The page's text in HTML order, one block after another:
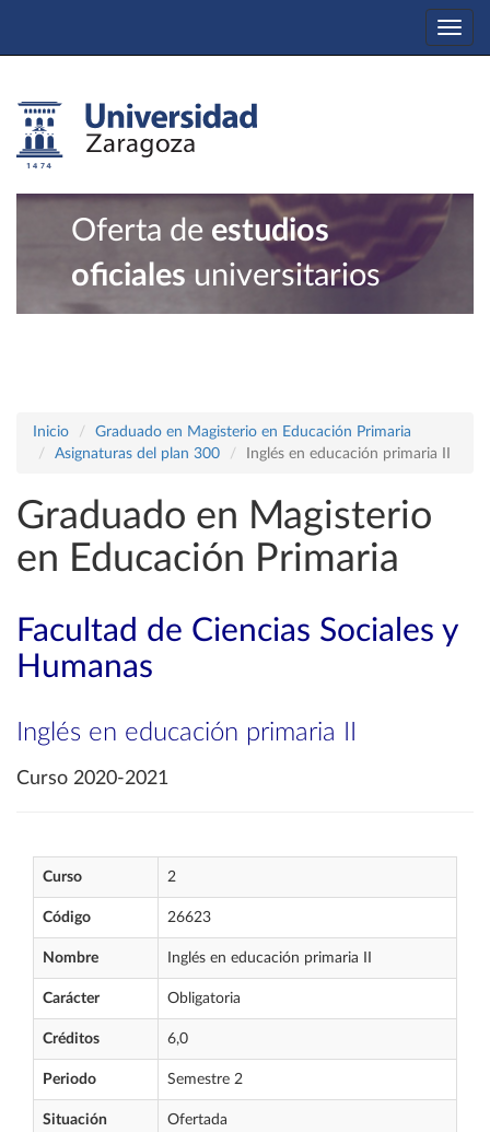
Oferta de estudios
oficiales universitarios
Inicio
Graduado en Magisterio en Educación Primaria
Asignaturas del plan 300
Inglés en educación primaria II
Graduado en Magisterio
en Educación Primaria
Facultad de Ciencias Sociales y
Humanas
Inglés en educación primaria II
Curso 2020-2021
Curso 2
Código 26623
Nombre Inglés en educación primaria II
Carácter Obligatoria
Créditos 6,0
Periodo Semestre 2
Situación Ofertada